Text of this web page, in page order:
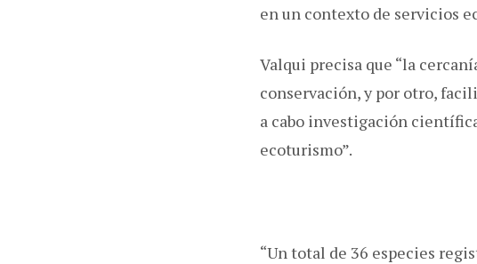
en un contexto de servicios
Valqui precisa que “la
conservación, y por otro,
a cabo investigación
ecoturismo”.
“Un total de 36 especies